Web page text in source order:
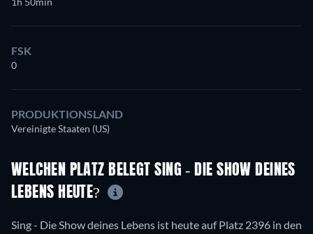
FSK
0
PRODUKTIONSLAND
Vereinigte Staaten (US)
WELCHEN PLATZ BELEGT SING - DIE SHOW DEINES
LEBENS HEUTE?
Sing - Die Show deines Lebens ist heute auf Platz 2396 in den